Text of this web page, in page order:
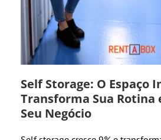
Self Storage: O Espaço
Transforma Sua Rotina
Seu Negócio